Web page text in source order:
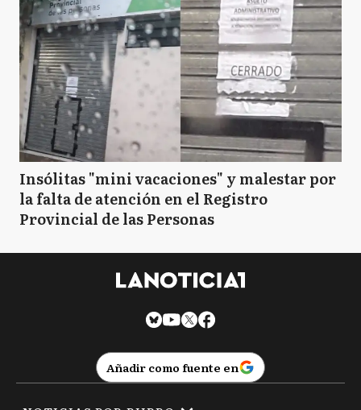
Insólitas "mini vacaciones" y malestar por
la falta de atención en el Registro
Provincial de las Personas
Añadir como fuente en